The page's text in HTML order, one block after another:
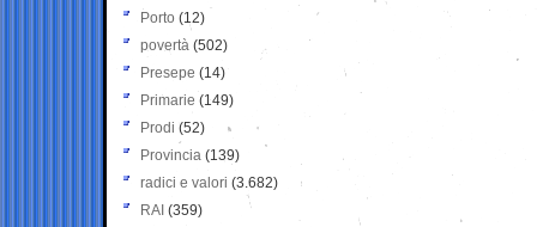
Porto (12)
povertà (502)
Presepe (14)
Primarie (149)
Prodi (52)
Provincia (139)
radici e valori (3.682)
RAI (359)